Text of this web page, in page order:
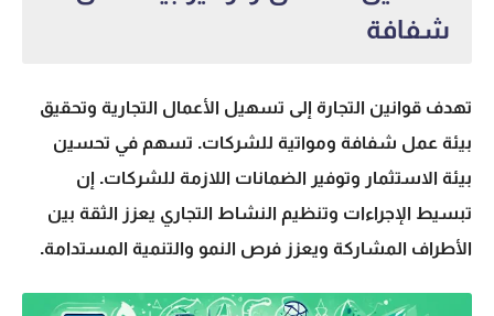
شفافة
تهدف قوانين التجارة إلى تسهيل الأعمال التجارية وتحقيق
بيئة عمل شفافة ومواتية للشركات. تسهم في تحسين
بيئة الاستثمار وتوفير الضمانات اللازمة للشركات. إن
تبسيط الإجراءات وتنظيم النشاط التجاري يعزز الثقة بين
الأطراف المشاركة ويعزز فرص النمو والتنمية المستدامة.